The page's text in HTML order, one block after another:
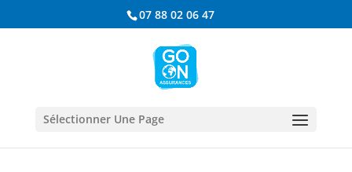
07 88 02 06 47
Sélectionner Une Page